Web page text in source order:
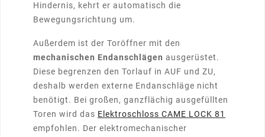
Hindernis, kehrt er automatisch die
Bewegungsrichtung um.
Außerdem ist der Toröffner mit den
mechanischen Endanschlägen ausgerüstet.
Diese begrenzen den Torlauf in AUF und ZU,
deshalb werden externe Endanschläge nicht
benötigt. Bei großen, ganzflächig ausgefüllten
Toren wird das Elektroschloss CAME LOCK 81
empfohlen. Der elektromechanischer